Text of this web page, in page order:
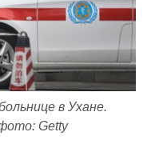
в Ухане.
Getty